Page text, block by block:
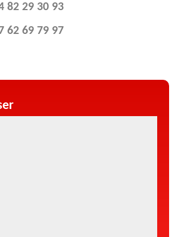
82 29 30 93
62 69 79 97